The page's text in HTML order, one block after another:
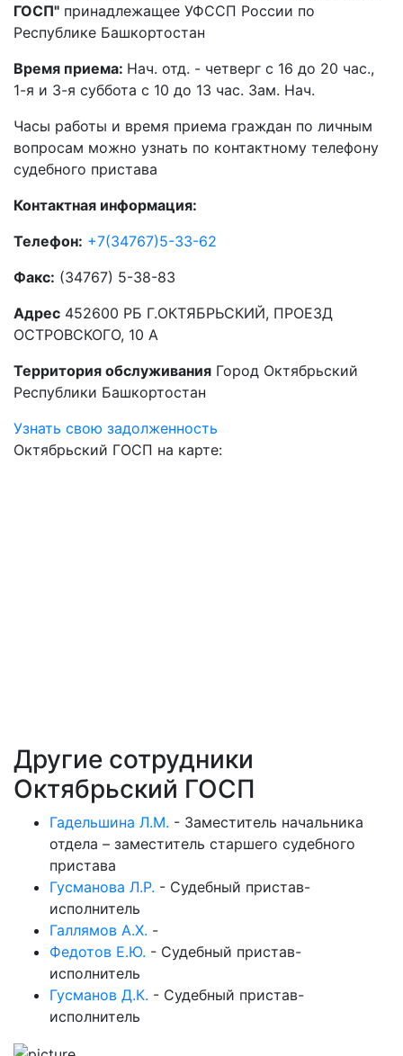
ГОСП" принадлежащее УФССП России по
Республике Башкортостан
Время приема: Нач. отд. - четверг с 16 до 20 час.,
1-я и 3-я суббота с 10 до 13 час. Зам. Нач.
Часы работы и время приема граждан по личным
вопросам можно узнать по контактному телефону
судебного пристава
Контактная информация:
Телефон: +7(34767)5-33-62
Факс: (34767) 5-38-83
Адрес 452600 РБ Г.ОКТЯБРЬСКИЙ, ПРОЕЗД
ОСТРОВСКОГО, 10 А
Территория обслуживания Город Октябрьский
Республики Башкортостан
Узнать свою задолженность
Октябрьский ГОСП на карте:
Другие сотрудники
Октябрьский ГОСП
Гадельшина Л.М. - Заместитель начальника
отдела – заместитель старшего судебного
пристава
Гусманова Л.Р. - Судебный пристав-
исполнитель
Галлямов А.Х. -
Федотов Е.Ю. - Судебный пристав-
исполнитель
Гусманов Д.К. - Судебный пристав-
исполнитель